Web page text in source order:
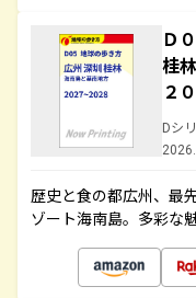
Ｄ
桂
２
Dシ
歴史と食の都広州、最
ゾート海南島。多彩な